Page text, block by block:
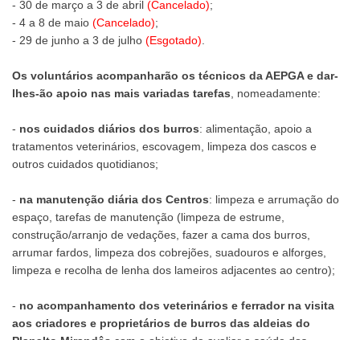
- 30 de março a 3 de abril (Cancelado);
- 4 a 8 de maio (Cancelado);
- 29 de junho a 3 de julho (Esgotado)
Os voluntários acompanharão os técnicos da AEPGA e dar-
lhes-ão apoio nas mais variadas tarefas , nomeadamente:
- nos cuidados diários dos burros: alimentação, apoio a
tratamentos veterinários, escovagem, limpeza dos cascos e
outros cuidados quotidianos;
- na manutenção diária dos Centros: limpeza e arrumação do
espaço, tarefas de manutenção (limpeza de estrume,
construção/arranjo de vedações, fazer a cama dos burros,
arrumar fardos, limpeza dos cobrejões, suadouros e alforges,
limpeza e recolha de lenha dos lameiros adjacentes ao centro);
- no acompanhamento dos veterinários e ferrador na visita
aos criadores e proprietários de burros das aldeias do